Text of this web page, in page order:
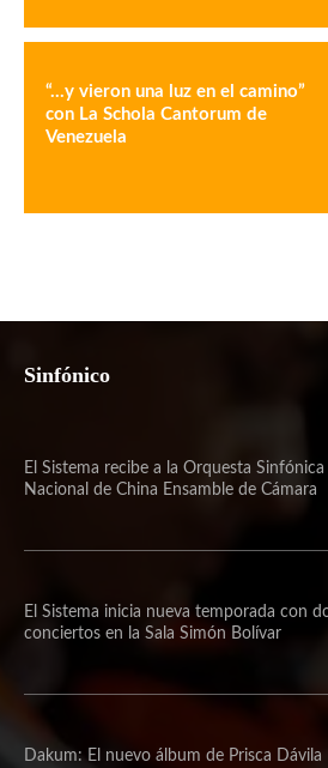
“…y vieron una luz en el camino”
con La Schola Cantorum de
Venezuela
Sinfónico
El Sistema recibe a la Orquesta Sinfónica
Nacional de China Ensamble de Cámara
El Sistema inicia nueva temporada con
conciertos en la Sala Simón Bolívar
Dakum: El nuevo álbum de Prisca Dávila